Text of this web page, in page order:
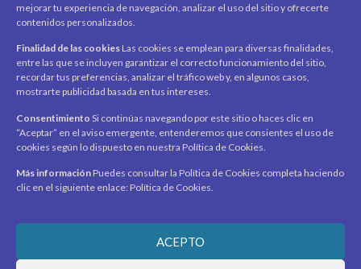
mejorar tu experiencia de navegación, analizar el uso del sitio y ofrecerte
contenidos personalizados.
Finalidad de las cookies Las cookies se emplean para diversas finalidades,
entre las que se incluyen garantizar el correcto funcionamiento del sitio,
recordar tus preferencias, analizar el tráfico web y, en algunos casos,
mostrarte publicidad basada en tus intereses.
Consentimiento Si continúas navegando por este sitio o haces clic en
“Aceptar” en el aviso emergente, entenderemos que consientes el uso de
cookies según lo dispuesto en nuestra Política de Cookies.
Más información Puedes consultar la Política de Cookies completa haciendo
clic en el siguiente enlace: Política de Cookies.
ACEPTO
Mi cuenta
Productos / Servicios
Asociados
Acerca deContactoNoticias
SÍGUENOS
Encuéntranos en redes sociales y mantente al día con
novedades y promociones.
Recibe novedades y promociones en tu correo.